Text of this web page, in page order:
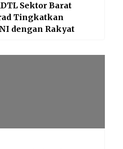
Sektor Barat
Tingkatkan
dengan Rakyat